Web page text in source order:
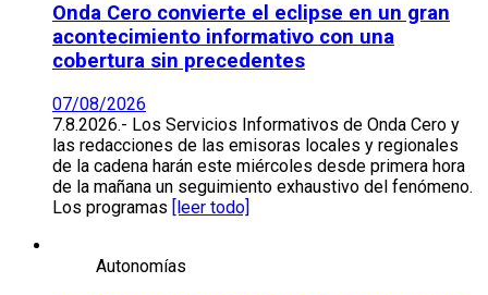
Onda Cero convierte el eclipse en un gran
acontecimiento informativo con una
cobertura sin precedentes
07/08/2026
7.8.2026.- Los Servicios Informativos de Onda Cero y
las redacciones de las emisoras locales y regionales
de la cadena harán este miércoles desde primera hora
de la mañana un seguimiento exhaustivo del fenómeno.
Los programas [leer todo]
Autonomías